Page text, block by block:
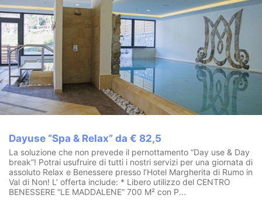
Dayuse “Spa & Relax” da € 82,5
La soluzione che non prevede il pernottamento “Day use & Day
break”! Potrai usufruire di tutti i nostri servizi per una giornata di
assoluto Relax e Benessere presso l’Hotel Margherita di Rumo in
Val di Non! L’ offerta include: * Libero utilizzo del CENTRO
BENESSERE “LE MADDALENE” 700 M² con P...